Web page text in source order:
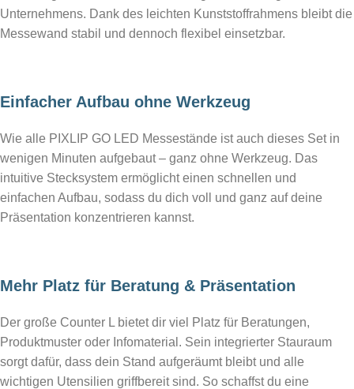
Unternehmens. Dank des leichten Kunststoffrahmens bleibt die
Messewand stabil und dennoch flexibel einsetzbar.
Einfacher Aufbau ohne Werkzeug
Wie alle PIXLIP GO LED Messestände ist auch dieses Set in
wenigen Minuten aufgebaut – ganz ohne Werkzeug. Das
intuitive Stecksystem ermöglicht einen schnellen und
einfachen Aufbau, sodass du dich voll und ganz auf deine
Präsentation konzentrieren kannst.
Mehr Platz für Beratung & Präsentation
Der große Counter L bietet dir viel Platz für Beratungen,
Produktmuster oder Infomaterial. Sein integrierter Stauraum
sorgt dafür, dass dein Stand aufgeräumt bleibt und alle
wichtigen Utensilien griffbereit sind. So schaffst du eine